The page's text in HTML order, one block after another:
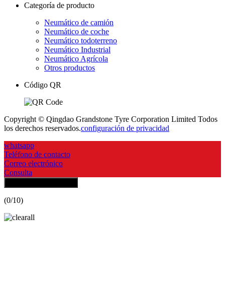
Categoría de producto
Neumático de camión
Neumático de coche
Neumático todoterreno
Neumático Industrial
Neumático Agrícola
Otros productos
Código QR
Copyright © Qingdao Grandstone Tyre Corporation Limited Todos
los derechos reservados.configuración de privacidad
whatsapp
Teléfono de contacto
Correo electrónico
Consulta
(0/10)